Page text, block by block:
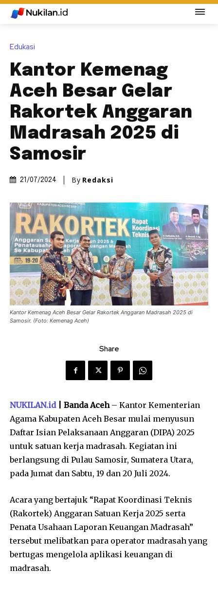
Edukasi
Kantor Kemenag
Aceh Besar Gelar
Rakortek Anggaran
Madrasah 2025 di
Samosir
21/07/2024 By Redaksi
Kantor Kemenag Aceh Besar Gelar Rakortek Anggaran Madrasah 2025 di
Samosir. (Foto: Kemenag Aceh)
Share
NUKILAN.id| Banda Aceh– Kantor Kementerian
Agama Kabupaten Aceh Besar mulai menyusun
Daftar Isian Pelaksanaan Anggaran (DIPA) 2025
untuk satuan kerja madrasah. Kegiatan ini
berlangsung di Pulau Samosir, Sumatera Utara,
pada Jumat dan Sabtu, 19 dan 20 Juli 2024.
Acara yang bertajuk “Rapat Koordinasi Teknis
(Rakortek) Anggaran Satuan Kerja 2025 serta
Penata Usahaan Laporan Keuangan Madrasah”
tersebut melibatkan para operator madrasah yang
bertugas mengelola aplikasi keuangan di
madrasah.